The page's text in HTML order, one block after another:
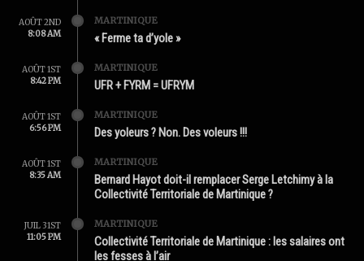
AOÛT 2ND
8:08 AM
MARTINIQUE
« Ferme ta d’yole »
AOÛT 1ST
8:42 PM
MARTINIQUE
UFR + FYRM = UFRYM
AOÛT 1ST
6:56 PM
MARTINIQUE
Des yoleurs ? Non. Des voleurs !!!
AOÛT 1ST
8:35 AM
MARTINIQUE
Bernard Hayot doit-il remplacer Serge Letchimy à la
Collectivité Territoriale de Martinique ?
JUIL 31ST
11:05 PM
MARTINIQUE
Collectivité Territoriale de Martinique : les salaires ont
les fesses à l’air